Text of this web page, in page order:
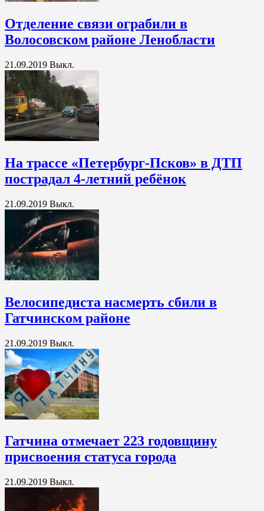
Отделение связи ограбили в
Волосовском районе Ленобласти
21.09.2019 Выкл.
На трассе «Петербург-Псков» в ДТП
пострадал 4-летний ребёнок
21.09.2019 Выкл.
Велосипедиста насмерть сбили в
Гатчинском районе
21.09.2019 Выкл.
Гатчина отмечает 223 годовщину
присвоения статуса города
21.09.2019 Выкл.